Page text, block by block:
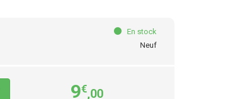
En stock
Neuf
9€,00